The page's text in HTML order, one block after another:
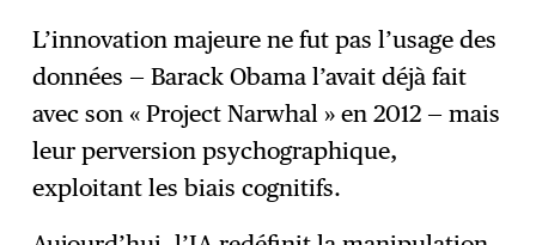
L’innovation majeure ne fut pas l’usage des
données — Barack Obama l’avait déjà fait
avec son « Project Narwhal » en 2012 — mais
leur perversion psychographique,
exploitant les biais cognitifs.